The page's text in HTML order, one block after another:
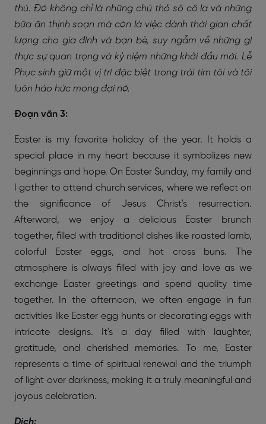
thú. Đó không chỉ là những chú thỏ sô cô la và những
bữa ăn thịnh soạn mà còn là việc dành thời gian chất
lượng cho gia đình và bạn bè, suy ngẫm về những gì
thực sự quan trọng và kỷ niệm những khởi đầu mới. Lễ
Phục sinh giữ một vị trí đặc biệt trong trái tim tôi và tôi
luôn háo hức mong đợi nó.
Đoạn văn 3:
Easter is my favorite holiday of the year. It holds a
special place in my heart because it symbolizes new
beginnings and hope. On Easter Sunday, my family and
I gather to attend church services, where we reflect on
the significance of Jesus Christ's resurrection.
Afterward, we enjoy a delicious Easter brunch
together, filled with traditional dishes like roasted lamb,
colorful Easter eggs, and hot cross buns. The
atmosphere is always filled with joy and love as we
exchange Easter greetings and spend quality time
together. In the afternoon, we often engage in fun
activities like Easter egg hunts or decorating eggs with
intricate designs. It's a day filled with laughter,
gratitude, and cherished memories. To me, Easter
represents a time of spiritual renewal and the triumph
of light over darkness, making it a truly meaningful and
joyous celebration.
Dịch: